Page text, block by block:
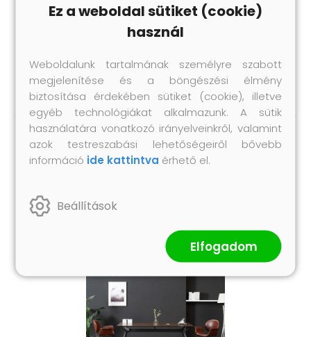
360 fokban forgatható
Gázemelő mechanizmussal
Összeszerelést igényel: igen
Hasonló termékek
Ez a weboldal sütiket (cookie)
használ
Weboldalunk tartalmának személyre szabott
megjelenítése és a böngészési élmény
biztosítása érdekében sütiket (cookie), illetve
egyéb technológiákat alkalmazunk. A sütik
használatára vonatkozó irányelveinkről, valamint
azok testreszabási lehetőségeiről bővebb
információ ide kattintva érhető el.
Beállítások
Elfogadom